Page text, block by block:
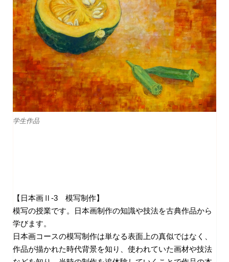
学生作品
【日本画Ⅱ-3 模写制作】
模写の授業です。日本画制作の知識や技法を古典作品から
学びます。
日本画コースの模写制作は単なる表面上の真似ではなく、
作品が描かれた時代背景を知り、使われていた画材や技法